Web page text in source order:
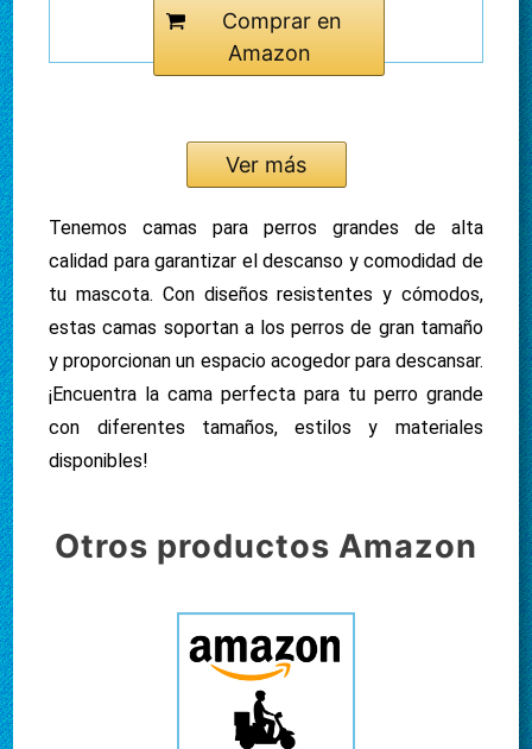
Comprar en
Amazon
Ver más
Tenemos camas para perros grandes de alta
calidad para garantizar el descanso y comodidad de
tu mascota. Con diseños resistentes y cómodos,
estas camas soportan a los perros de gran tamaño
y proporcionan un espacio acogedor para descansar.
¡Encuentra la cama perfecta para tu perro grande
con diferentes tamaños, estilos y materiales
disponibles!
Otros productos Amazon